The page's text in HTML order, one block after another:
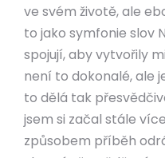
ve svém životě, ale
to jako symfonie slov
spojují, aby vytvořily
není to dokonalé, ale
to dělá tak
jsem si začal stále
způsobem příběh